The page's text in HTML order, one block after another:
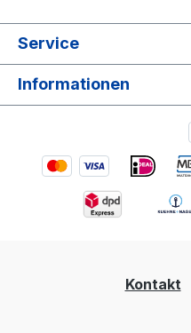
Service
Informationen
Kontakt